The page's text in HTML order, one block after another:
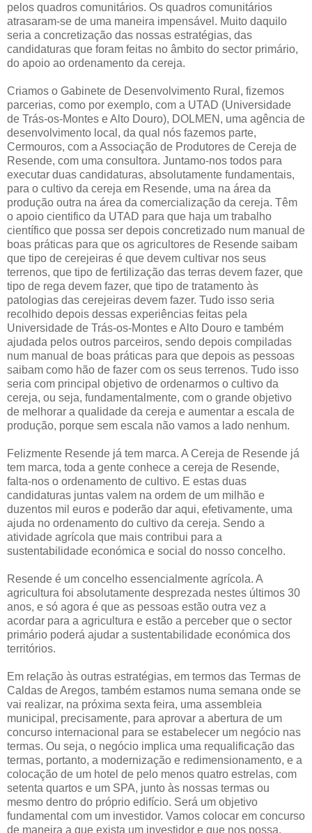
pelos quadros comunitários. Os quadros comunitários
atrasaram-se de uma maneira impensável. Muito daquilo
seria a concretização das nossas estratégias, das
candidaturas que foram feitas no âmbito do sector primário,
do apoio ao ordenamento da cereja.
Criamos o Gabinete de Desenvolvimento Rural, fizemos
parcerias, como por exemplo, com a UTAD (Universidade
de Trás-os-Montes e Alto Douro), DOLMEN, uma agência de
desenvolvimento local, da qual nós fazemos parte,
Cermouros, com a Associação de Produtores de Cereja de
Resende, com uma consultora. Juntamo-nos todos para
executar duas candidaturas, absolutamente fundamentais,
para o cultivo da cereja em Resende, uma na área da
produção outra na área da comercialização da cereja. Têm
o apoio cientifico da UTAD para que haja um trabalho
científico que possa ser depois concretizado num manual de
boas práticas para que os agricultores de Resende saibam
que tipo de cerejeiras é que devem cultivar nos seus
terrenos, que tipo de fertilização das terras devem fazer, que
tipo de rega devem fazer, que tipo de tratamento às
patologias das cerejeiras devem fazer. Tudo isso seria
recolhido depois dessas experiências feitas pela
Universidade de Trás-os-Montes e Alto Douro e também
ajudada pelos outros parceiros, sendo depois compiladas
num manual de boas práticas para que depois as pessoas
saibam como hão de fazer com os seus terrenos. Tudo isso
seria com principal objetivo de ordenarmos o cultivo da
cereja, ou seja, fundamentalmente, com o grande objetivo
de melhorar a qualidade da cereja e aumentar a escala de
produção, porque sem escala não vamos a lado nenhum.
Felizmente Resende já tem marca. A Cereja de Resende já
tem marca, toda a gente conhece a cereja de Resende,
falta-nos o ordenamento de cultivo. E estas duas
candidaturas juntas valem na ordem de um milhão e
duzentos mil euros e poderão dar aqui, efetivamente, uma
ajuda no ordenamento do cultivo da cereja. Sendo a
atividade agrícola que mais contribui para a
sustentabilidade económica e social do nosso concelho.
Resende é um concelho essencialmente agrícola. A
agricultura foi absolutamente desprezada nestes últimos 30
anos, e só agora é que as pessoas estão outra vez a
acordar para a agricultura e estão a perceber que o sector
primário poderá ajudar a sustentabilidade económica dos
territórios.
Em relação às outras estratégias, em termos das Termas de
Caldas de Aregos, também estamos numa semana onde se
vai realizar, na próxima sexta feira, uma assembleia
municipal, precisamente, para aprovar a abertura de um
concurso internacional para se estabelecer um negócio nas
termas. Ou seja, o negócio implica uma requalificação das
termas, portanto, a modernização e redimensionamento, e a
colocação de um hotel de pelo menos quatro estrelas, com
setenta quartos e um SPA, junto às nossas termas ou
mesmo dentro do próprio edifício. Será um objetivo
fundamental com um investidor. Vamos colocar em concurso
de maneira a que exista um investidor e que nos possa,